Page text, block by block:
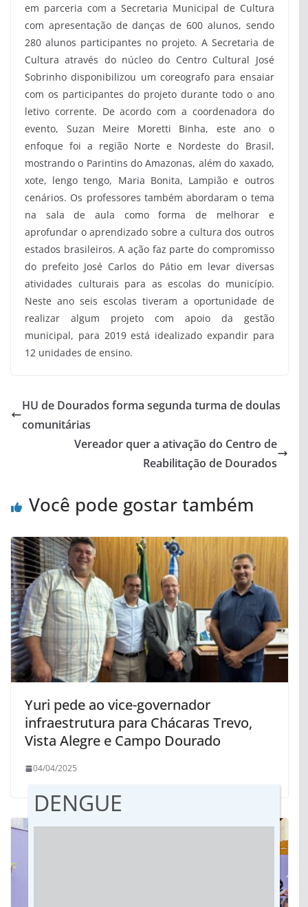
em parceria com a Secretaria Municipal de Cultura
com apresentação de danças de 600 alunos, sendo
280 alunos participantes no projeto. A Secretaria de
Cultura através do núcleo do Centro Cultural José
Sobrinho disponibilizou um coreografo para ensaiar
com os participantes do projeto durante todo o ano
letivo corrente. De acordo com a coordenadora do
evento, Suzan Meire Moretti Binha, este ano o
enfoque foi a região Norte e Nordeste do Brasil,
mostrando o Parintins do Amazonas, além do xaxado,
xote, lengo tengo, Maria Bonita, Lampião e outros
cenários. Os professores também abordaram o tema
na sala de aula como forma de melhorar e
aprofundar o aprendizado sobre a cultura dos outros
estados brasileiros. A ação faz parte do compromisso
do prefeito José Carlos do Pátio em levar diversas
atividades culturais para as escolas do município.
Neste ano seis escolas tiveram a oportunidade de
realizar algum projeto com apoio da gestão
municipal, para 2019 está idealizado expandir para
12 unidades de ensino.
HU de Dourados forma segunda turma de doulas
comunitárias
Vereador quer a ativação do Centro de
Reabilitação de Dourados
Você pode gostar também
Yuri pede ao vice-governador
infraestrutura para Chácaras Trevo,
Vista Alegre e Campo Dourado
04/04/2025
DENGUE